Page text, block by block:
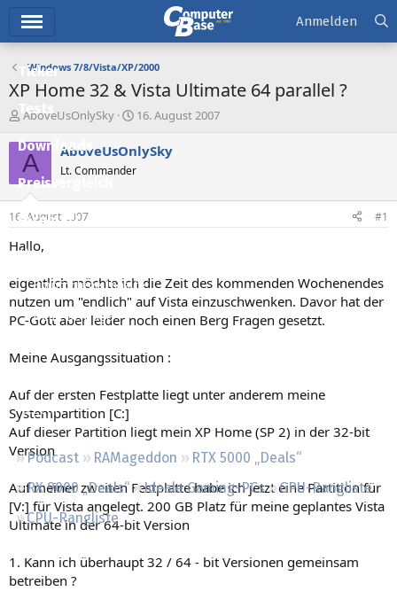
Ticker
Tests
Downloads
Preisvergleich
Forum
Aktuelles
Empfohlene Inhalte
Neue Beiträge
Regeln
Podcast RAMageddon
RTX 5000 „Deals“
RX 9000 „Deals“
Ideale Gaming-PCs
GPU-Rangliste
CPU-Rangliste
Anmelden
Windows 7/8/Vista/XP/2000
XP Home 32 & Vista Ultimate 64 parallel ?
E
s
t
e
e
r
AboveUsOnlySky
E
s
t
16. August 2007
A AboveUsOnlySky
Lt. Commander
16. August 2007 #1
Hallo,
eigentlich möchte ich die Zeit des kommenden Wochenendes
nutzen um "endlich" auf Vista einzuschwenken. Davor hat der
PC-Gott aber leider noch einen Berg Fragen gesetzt.
Meine Ausgangssituation :
Auf der ersten Festplatte liegt unter anderem meine
Systempartition [C:]
Auf dieser Partition liegt mein XP Home (SP 2) in der 32-bit
Version
Auf meiner zweiten Festplatte habe ich jetzt eine Partition für
[V:] für Vista angelegt. 200 GB Platz für meine geplantes Vista
Ultimate in der 64-bit Version
1. Kann ich überhaupt 32 / 64 - bit Versionen gemeinsam
betreiben ?